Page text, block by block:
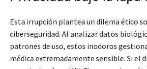
Esta irrupción plantea un dilema ético
ciberseguridad. Al analizar datos
patrones de uso, estos inodoros
médica extremadamente sensible. Si el